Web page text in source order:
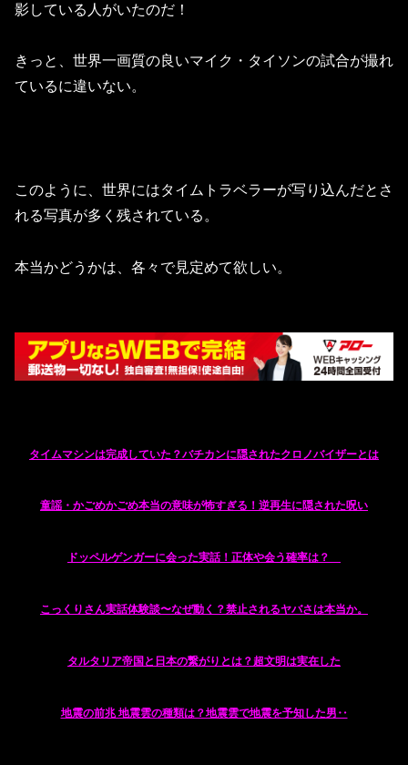
影している人がいたのだ！
きっと、世界一画質の良いマイク・タイソンの試合が撮れ
ているに違いない。
このように、世界にはタイムトラベラーが写り込んだとさ
れる写真が多く残されている。
本当かどうかは、各々で見定めて欲しい。
タイムマシンは完成していた？バチカンに隠されたクロノバイザーとは
童謡・かごめかごめ本当の意味が怖すぎる！逆再生に隠された呪い
ドッペルゲンガーに会った実話！正体や会う確率は？
こっくりさん実話体験談〜なぜ動く？禁止されるヤバさは本当か。
タルタリア帝国と日本の繋がりとは？超文明は実在した
地震の前兆 地震雲の種類は？地震雲で地震を予知した男‥